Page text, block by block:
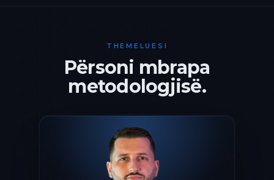
THEMELUESI
Përsoni mbrapa
metodologjisë.